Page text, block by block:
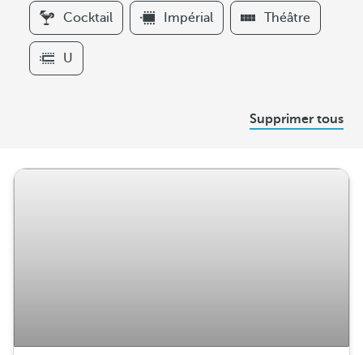
l
t
e
r
Cocktail Impérial Théâtre
U
Supprimer tous